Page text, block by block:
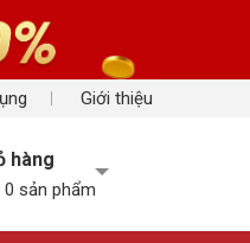
Giới thiệu
hàng
0 sản phẩm